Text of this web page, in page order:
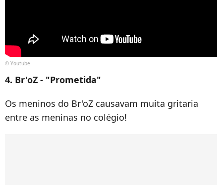
© Youtube
4. Br'oZ - "Prometida"
Os meninos do Br'oZ causavam muita gritaria
entre as meninas no colégio!